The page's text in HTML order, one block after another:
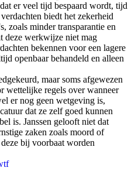
er veel tijd bespaard wordt, tijd
biedt het zekerheid
zoals minder transparantie en
deze werkwijze niet mag
bekennen voor een lagere
openbaar behandeld en alleen
maar soms afgewezen
wettelijke regels over wanneer
er nog geen wetgeving is,
dat ze zelf goed kunnen
is. Janssen gelooft niet dat
zaken zoals moord of
bij voorbaat worden